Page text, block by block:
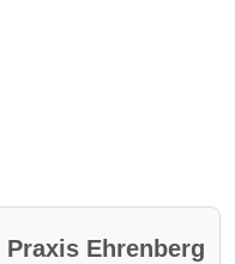
Praxis Ehrenberg